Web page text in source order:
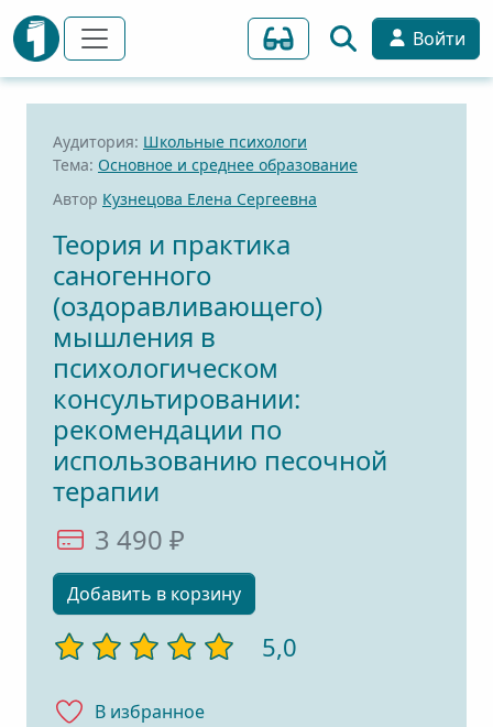
Войти
Аудитория: Школьные психологи
Тема: Основное и среднее образование
Автор Кузнецова Елена Сергеевна
Теория и практика
саногенного
(оздоравливающего)
мышления в
психологическом
консультировании:
рекомендации по
использованию песочной
терапии
3 490 ₽
Добавить в корзину
5,0
В избранноe